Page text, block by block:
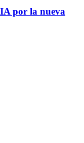
por la nueva